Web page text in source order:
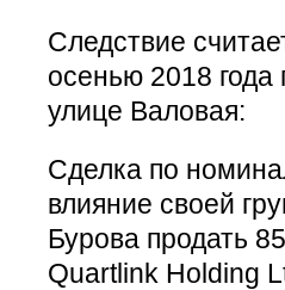
Следствие
осенью 2018
улице Валовая:
Сделка по
влияние своей
Бурова продать
Quartlink Holding